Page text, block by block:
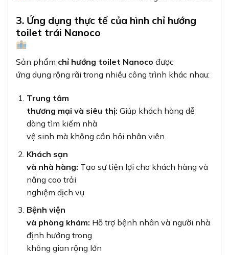
3. Ứng dụng thực tế của hình chỉ hướng
toilet trái Nanoco
Sản phẩm chỉ hướng toilet Nanoco được
ứng dụng rộng rãi trong nhiều công trình khác nhau:
Trung tâm
thương mại và siêu thị: Giúp khách hàng dễ
dàng tìm kiếm nhà
vệ sinh mà không cần hỏi nhân viên
Khách sạn
và nhà hàng: Tạo sự tiện lợi cho khách hàng và
nâng cao trải
nghiệm dịch vụ
Bệnh viện
và phòng khám: Hỗ trợ bệnh nhân và người nhà
định hướng trong
không gian rộng lớn